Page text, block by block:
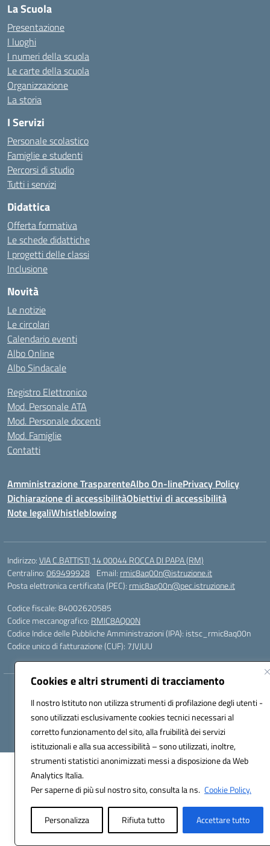
Cookies e altri strumenti di tracciamento
Il nostro Istituto non utilizza strumenti di profilazione degli utenti -
sono utilizzati esclusivamente cookies tecnici necessari al
corretto funzionamento del sito, alla fruibilità dei servizi
istituzionali e alla sua accessibilità – sono utilizzati, inoltre,
strumenti statistici anonimizzati messi a disposizione da Web
Analytics Italia.
Per saperne di più sul nostro sito, consulta la ns. Cookie Policy.
Personalizza Rifiuta tutto Accettare tutto
La Scuola
Presentazione
I luoghi
I numeri della scuola
Le carte della scuola
Organizzazione
La storia
I Servizi
Personale scolastico
Famiglie e studenti
Percorsi di studio
Tutti i servizi
Didattica
Offerta formativa
Le schede didattiche
I progetti delle classi
Inclusione
Novità
Le notizie
Le circolari
Calendario eventi
Albo Online
Albo Sindacale
Registro Elettronico
Mod. Personale ATA
Mod. Personale docenti
Mod. Famiglie
Contatti
Amministrazione TrasparenteAlbo On-linePrivacy Policy
Dichiarazione di accessibilitàObiettivi di accessibilità
Note legaliWhistleblowing
Indirizzo:VIA C.BATTISTI,14 00044 ROCCA DI PAPA (RM)
Centralino:069499928 Email: rmic8aq00n@istruzione.it
Posta elettronica certificata (PEC): rmic8aq00n@pec.istruzione.it
Codice fiscale: 84002620585
Codice meccanografico: RMIC8AQ00N
Codice Indice delle Pubbliche Amministrazioni (IPA): istsc_rmic8aq00n
Codice unico di fatturazione (CUF): 7JVJUU
Concept & Design by Designers Italia